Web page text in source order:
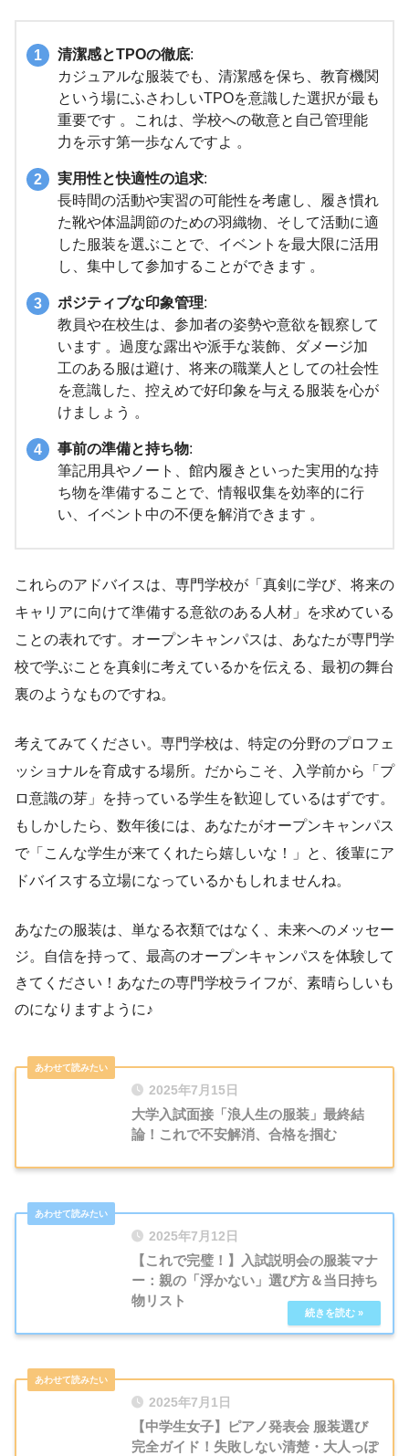
清潔感とTPOの徹底:
カジュアルな服装でも、清潔感を保ち、教育機関
という場にふさわしいTPOを意識した選択が最も
重要です 。これは、学校への敬意と自己管理能
力を示す第一歩なんですよ 。
実用性と快適性の追求:
長時間の活動や実習の可能性を考慮し、履き慣れ
た靴や体温調節のための羽織物、そして活動に適
した服装を選ぶことで、イベントを最大限に活用
し、集中して参加することができます 。
ポジティブな印象管理:
教員や在校生は、参加者の姿勢や意欲を観察して
います 。過度な露出や派手な装飾、ダメージ加
工のある服は避け、将来の職業人としての社会性
を意識した、控えめで好印象を与える服装を心が
けましょう 。
事前の準備と持ち物:
筆記用具やノート、館内履きといった実用的な持
ち物を準備することで、情報収集を効率的に行
い、イベント中の不便を解消できます 。
これらのアドバイスは、専門学校が「真剣に学び、将来の
キャリアに向けて準備する意欲のある人材」を求めている
ことの表れです。オープンキャンパスは、あなたが専門学
校で学ぶことを真剣に考えているかを伝える、最初の舞台
裏のようなものですね。
考えてみてください。専門学校は、特定の分野のプロフェ
ッショナルを育成する場所。だからこそ、入学前から「プ
ロ意識の芽」を持っている学生を歓迎しているはずです。
もしかしたら、数年後には、あなたがオープンキャンパス
で「こんな学生が来てくれたら嬉しいな！」と、後輩にア
ドバイスする立場になっているかもしれませんね。
あなたの服装は、単なる衣類ではなく、未来へのメッセー
ジ。自信を持って、最高のオープンキャンパスを体験して
きてください！あなたの専門学校ライフが、素晴らしいも
のになりますように♪
2025年7月15日
大学入試面接「浪人生の服装」最終結
論！これで不安解消、合格を掴む
2025年7月12日
【これで完璧！】入試説明会の服装マナ
ー：親の「浮かない」選び方＆当日持ち
物リスト
2025年7月1日
【中学生女子】ピアノ発表会 服装選び
完全ガイド！失敗しない清楚・大人っぽ